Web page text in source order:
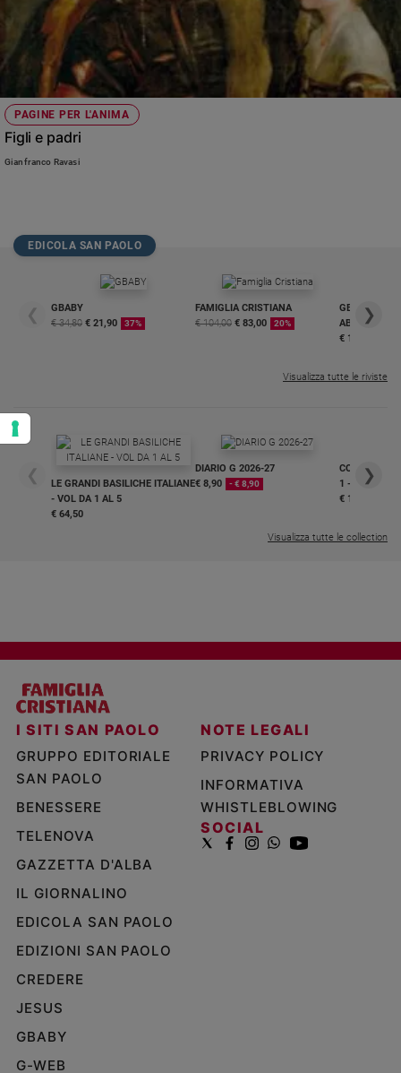
PAGINE PER L'ANIMA
Figli e padri
Gianfranco Ravasi
EDICOLA SAN PAOLO
❮
GBABY
€ 34,80 € 21,90 37%
FAMIGLIA CRISTIANA
€ 104,00 € 83,00 20%
GBABY
€ 16,99
❯
Visualizza tutte le riviste
❮
LE GRANDI BASILICHE ITALIANE
- VOL DA 1 AL 5
€ 64,50
DIARIO G 2026-27
€ 8,90
- € 8,90
COLLANA
1 - 2
€ 18,50
❯
Visualizza tutte le collection
I SITI SAN PAOLO
GRUPPO EDITORIALE
SAN PAOLO
BENESSERE
TELENOVA
GAZZETTA D'ALBA
IL GIORNALINO
EDICOLA SAN PAOLO
EDIZIONI SAN PAOLO
CREDERE
JESUS
GBABY
G-WEB
NOTE LEGALI
PRIVACY POLICY
INFORMATIVA
WHISTLEBLOWING
SOCIAL